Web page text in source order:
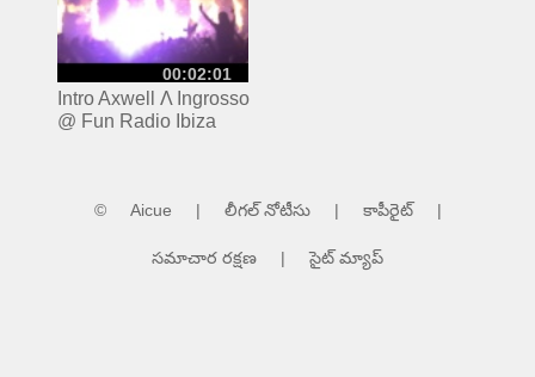
00:02:01
Intro Axwell Λ Ingrosso
@ Fun Radio Ibiza
© Aicue | లీగల్ నోటీసు | కాపీరైట్ |
సమాచార రక్షణ | సైట్ మ్యాప్